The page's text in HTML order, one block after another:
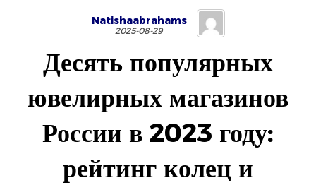
Natishaabrahams
2025-08-29
Десять популярных
ювелирных магазинов
России в 2023 году:
рейтинг колец и